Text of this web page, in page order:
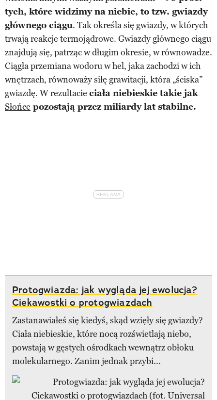
tych, które widzimy na niebie, to tzw. gwiazdy
głównego ciągu. Tak określa się gwiazdy, w których
trwają reakcje termojądrowe. Gwiazdy głównego ciągu
znajdują się, patrząc w długim okresie, w równowadze.
Ciągła przemiana wodoru w hel, jaka zachodzi w ich
wnętrzach, równoważy siłę grawitacji, która „ściska”
gwiazdę. W rezultacie ciała niebieskie takie jak
Słońce pozostają przez miliardy lat stabilne.
Protogwiazda: jak wygląda jej ewolucja?
Ciekawostki o protogwiazdach
Zastanawiałeś się kiedyś, skąd wzięły się gwiazdy?
Ciała niebieskie, które nocą rozświetlają niebo,
powstają w gęstych ośrodkach wewnątrz obłoku
molekularnego. Zanim jednak przybi...